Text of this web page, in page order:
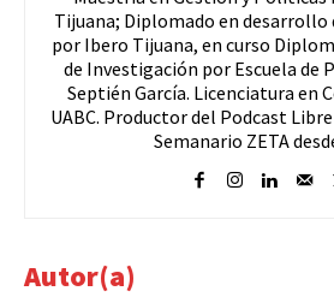
Tijuana; Diplomado en desarrollo
por Ibero Tijuana, en curso
de Investigación por Escuela de
Septién García. Licenciatura en
UABC. Productor del Podcast
Semanario ZETA
Autor(a)